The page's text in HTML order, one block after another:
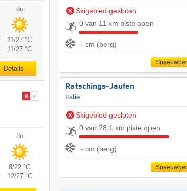
do
11/27 °C
11/27 °C
Details
do
8/22 °C
12/27 °C
Skigebied gesloten
0 van 11 km piste open
- cm (berg)
Ratschings-Jaufen
Italië
Skigebied gesloten
0 van 28,1 km piste open
- cm (berg)